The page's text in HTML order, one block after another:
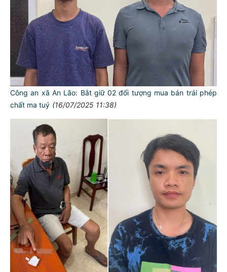
Công an xã An Lão: Bắt giữ 02 đối tượng mua bán trái phép
chất ma tuý (16/07/2025 11:38)